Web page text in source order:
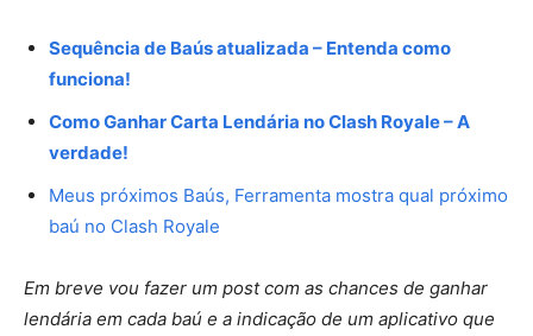
Sequência de Baús atualizada – Entenda como
funciona!
Como Ganhar Carta Lendária no Clash Royale – A
verdade!
Meus próximos Baús, Ferramenta mostra qual próximo
baú no Clash Royale
Em breve vou fazer um post com as chances de ganhar
lendária em cada baú e a indicação de um aplicativo que